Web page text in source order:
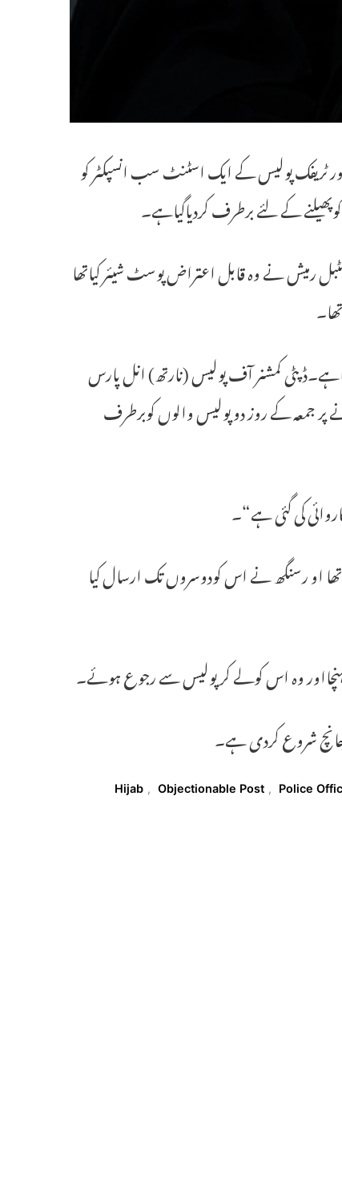
ٹریفک پولیس کے ایک اسٹنٹ سب انسپکٹر کو
کے لئے برطرف کردیاگیاہے۔
رمیش نے وہ قابل اعتراض پوسٹ شیئر کیاتھا
کمشنر آف پولیس (نارتھ) انل پارس
پر جمعہ کے روز دو پولیس والوں کوبرطرف
کی گئی ہے“۔
او رسنگھ نے اس کودوسروں تک ارسال کیا
وہ اس کولے کر پولیس سے رجوع ہوئے۔
جانچ شروع کردی ہے۔
Hijab , Objectionable Post , Police